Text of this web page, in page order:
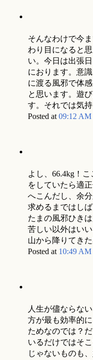
そんなわけで今
わり目になると
い。今日は出張
におります。意
に渡る風邪で体
と思います。遊
す。それでは気持
Posted at 09:12 AM
よし、66.4kg！
をしていたら適
へこんだし、余
求めるまではし
たまの風邪ひき
苦しい以外はい
山から降りてきた
Posted at 10:49 AM
人生が儘ならな
方が最も効率的
ためなのでは？
いるだけではそ
じゃないものも